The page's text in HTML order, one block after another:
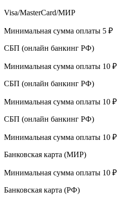
Visa/MasterCard/МИР
Минимальная сумма оплаты 5 ₽
СБП (онлайн банкинг РФ)
Минимальная сумма оплаты 10 ₽
СБП (онлайн банкинг РФ)
Минимальная сумма оплаты 10 ₽
СБП (онлайн банкинг РФ)
Минимальная сумма оплаты 10 ₽
Банковская карта (МИР)
Минимальная сумма оплаты 10 ₽
Банковская карта (РФ)